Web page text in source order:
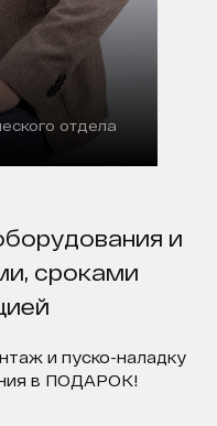
отдела
и
сроками
и пуско-наладку
в ПОДАРОК!